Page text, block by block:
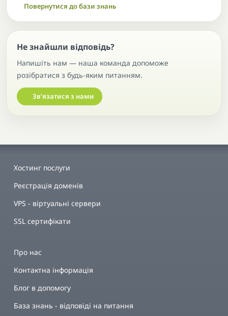
Повернутися до бази знань
Не знайшли відповідь?
Напишіть нам — наша команда допоможе
розібратися з будь-яким питанням.
Звʼязатися з нами
Хостинг послуги
Реєстрація доменів
VPS - віртуальні сервери
SSL сертифікати
Про нас
Контактна інформація
Блог в допомогу
База знань - відповіді на питання